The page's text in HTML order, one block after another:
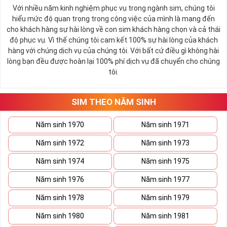
Tất cả các thuê bao trả trước và trả sau của MobiFone
nằm trong danh sách đăng ký hoặc đã được nhận tin
nhắn mời đăng ký từ MobiFone.
Các sim có trung bình chi tiêu dưới mức 159K/tháng
trở lên thường sẽ nhận được tin nhắn mời đăng ký.
Các thuê bao trả trước hòa mạng trước ngày sau ngày
15/6/2023 có thể đăng ký theo chương trình hòa
Thuê bảo chuyển từ mạng khác sang: Các thuê bao
chuyển từ mạng viễn thông khác sang mạng MobiFone
có thể sẽ được hưởng ưu đãi và có thể đăng ký gói
TK159
Giá cước:159.000 đồng
Thời hạn sử dụng 30 ngày
Với nhiều năm kinh nghiệm phục vụ trong ngành sim, chúng tôi
hiểu mức độ quan trọng trong công việc của mình là mang đến
cho khách hàng sự hài lòng về con sim khách hàng chọn và cả thái
độ phục vụ. Vì thế chúng tôi cam kết 100% sự hài lòng của khách
hàng với chúng dịch vụ của chúng tôi. Với bất cứ điều gì không hài
lòng bạn đều được hoàn lại 100% phí dịch vụ đã chuyển cho chúng
tôi.
SIM THEO NĂM SINH
Năm sinh 1970 Năm sinh 1971
Năm sinh 1972 Năm sinh 1973
Năm sinh 1974 Năm sinh 1975
Năm sinh 1976 Năm sinh 1977
Năm sinh 1978 Năm sinh 1979
Năm sinh 1980 Năm sinh 1981